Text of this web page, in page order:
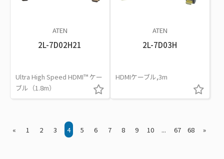
ATEN
2L-7D02H21
Ultra High Speed HDMI™ ケー
ブル（1.8m）
ATEN
2L-7D03H
HDMIケーブル,3m
« 1 2 3 4 5 6 7 8 9 10 ... 67 68 »